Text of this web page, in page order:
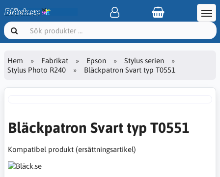
Hem Fabrikat Epson
Stylus serien
Stylus Photo R240
Bläckpatron Svart typ T0551
Bläckpatron Svart typ T0551
Kompatibel produkt (ersättningsartikel)